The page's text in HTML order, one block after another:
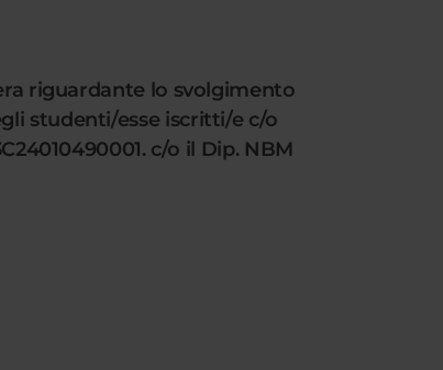
riguardante lo svolgimento
studenti/esse iscritti/e c/o
c/o il Dip. NBM